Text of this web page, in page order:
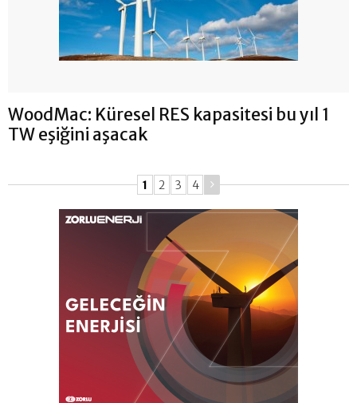
WoodMac: Küresel RES kapasitesi bu yıl 1
TW eşiğini aşacak
1 2 3 4